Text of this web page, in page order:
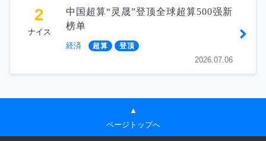
2
ナイス
中国超算“灵晟”登顶全球超算500强新
榜单
経済 超算 登顶
2026.07.06
▲
ページトップへ